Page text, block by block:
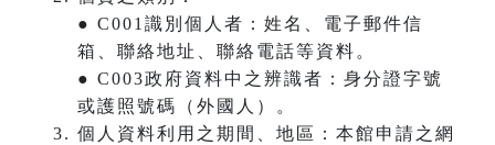
● C001識別個人者：姓名、電子郵件信
箱、聯絡地址、聯絡電話等資料。
● C003政府資料中之辨識者：身分證字號
或護照號碼（外國人）。
個人資料利用之期間、地區：本館申請之網